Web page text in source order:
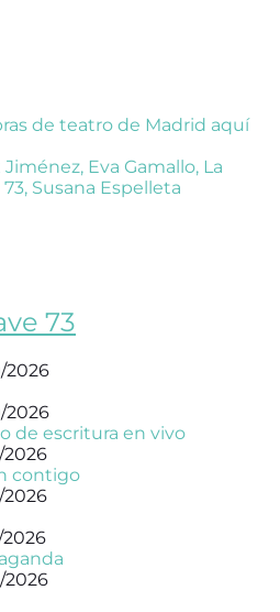
de teatro de Madrid aquí
Jiménez, Eva Gamallo, La
73, Susana Espelleta
73
2026
2026
de escritura en vivo
contigo
2026